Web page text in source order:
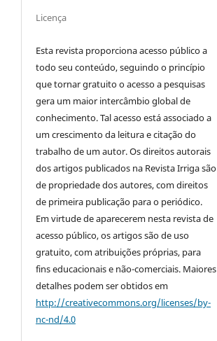
Licença
Esta revista proporciona acesso público a
todo seu conteúdo, seguindo o princípio
que tornar gratuito o acesso a pesquisas
gera um maior intercâmbio global de
conhecimento. Tal acesso está associado a
um crescimento da leitura e citação do
trabalho de um autor. Os direitos autorais
dos artigos publicados na Revista Irriga são
de propriedade dos autores, com direitos
de primeira publicação para o periódico.
Em virtude de aparecerem nesta revista de
acesso público, os artigos são de uso
gratuito, com atribuições próprias, para
fins educacionais e não-comerciais. Maiores
detalhes podem ser obtidos em
http://creativecommons.org/licenses/by-
nc-nd/4.0